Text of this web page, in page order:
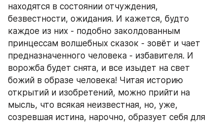
находятся в состоянии отчуждения,
безвестности, ожидания. И кажется, будто
каждое из них - подобно заколдованным
принцессам волшебных сказок - зовёт и чает
предназначенного человека - избавителя. И
ворожба будет снята, и все изыдет на свет
божий в образе человека! Читая историю
открытий и изобретений, можно прийти на
мысль, что всякая неизвестная, но, уже,
созревшая истина, нарочно, образует себя для